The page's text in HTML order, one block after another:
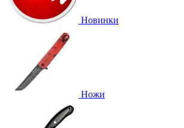
Новинки
Ножи